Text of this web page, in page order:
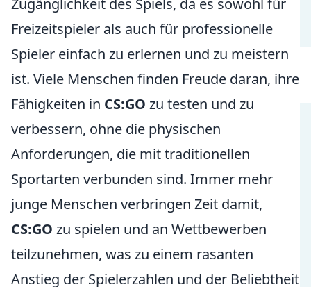
Zugänglichkeit des Spiels, da es sowohl für
Freizeitspieler als auch für professionelle
Spieler einfach zu erlernen und zu meistern
ist. Viele Menschen finden Freude daran, ihre
Fähigkeiten in CS:GO zu testen und zu
verbessern, ohne die physischen
Anforderungen, die mit traditionellen
Sportarten verbunden sind. Immer mehr
junge Menschen verbringen Zeit damit,
CS:GO zu spielen und an Wettbewerben
teilzunehmen, was zu einem rasanten
Anstieg der Spielerzahlen und der Beliebtheit